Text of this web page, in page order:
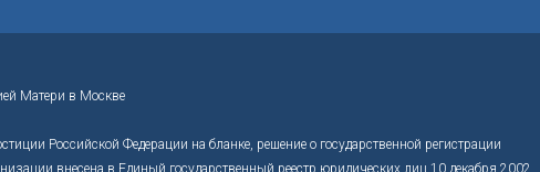
Матери в Москве
Российской Федерации на бланке, решение о государственной регистрации